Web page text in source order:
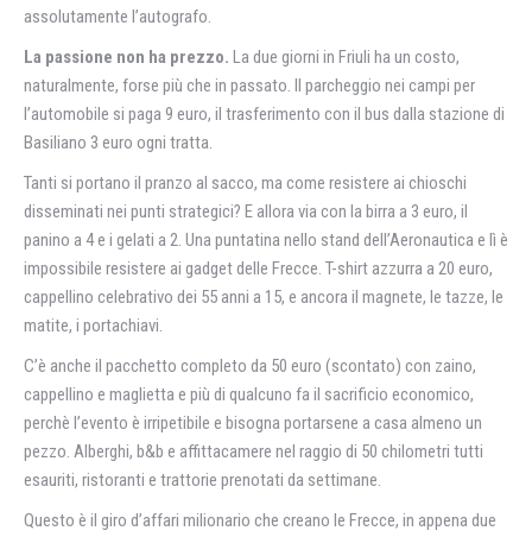
assolutamente l’autografo.
La passione non ha prezzo. La due giorni in Friuli ha un costo,
naturalmente, forse più che in passato. Il parcheggio nei campi per
l’automobile si paga 9 euro, il trasferimento con il bus dalla stazione di
Basiliano 3 euro ogni tratta.
Tanti si portano il pranzo al sacco, ma come resistere ai chioschi
disseminati nei punti strategici? E allora via con la birra a 3 euro, il
panino a 4 e i gelati a 2. Una puntatina nello stand dell’Aeronautica e lì è
impossibile resistere ai gadget delle Frecce. T-shirt azzurra a 20 euro,
cappellino celebrativo dei 55 anni a 15, e ancora il magnete, le tazze, le
matite, i portachiavi.
C’è anche il pacchetto completo da 50 euro (scontato) con zaino,
cappellino e maglietta e più di qualcuno fa il sacrificio economico,
perchè l’evento è irripetibile e bisogna portarsene a casa almeno un
pezzo. Alberghi, b&b e affittacamere nel raggio di 50 chilometri tutti
esauriti, ristoranti e trattorie prenotati da settimane.
Questo è il giro d’affari milionario che creano le Frecce, in appena due